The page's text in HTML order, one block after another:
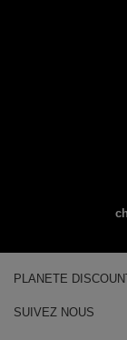
PLANETE
SUIVEZ NOUS